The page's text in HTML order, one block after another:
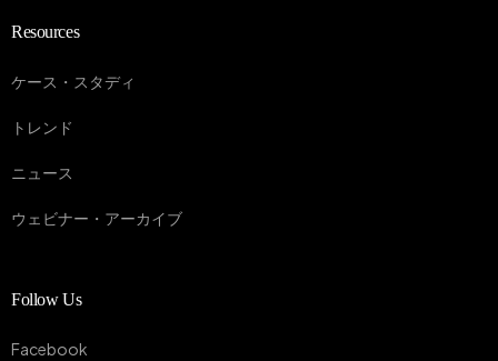
Resources
ケース・スタディ
トレンド
ニュース
ウェビナー・アーカイブ
Follow Us
Facebook